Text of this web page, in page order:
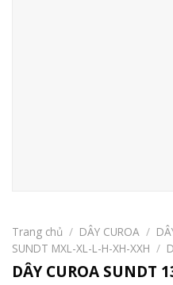
Trang chủ / DÂY CUROA /
SUNDT MXL-XL-L-H-XH-XXH /
DÂY CUROA SUNDT